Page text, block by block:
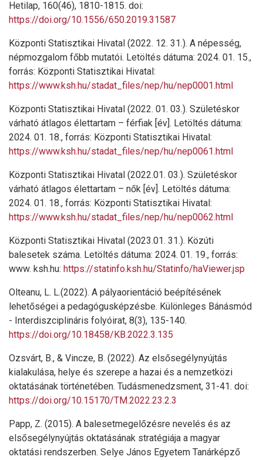
Hetilap, 160(46), 1810-1815. doi:
https://doi.org/10.1556/650.2019.31587
Központi Statisztikai Hivatal (2022. 12. 31.). A népesség,
népmozgalom főbb mutatói. Letöltés dátuma: 2024. 01. 15.,
forrás: Központi Statisztikai Hivatal:
https://www.ksh.hu/stadat_files/nep/hu/nep0001.html
Központi Statisztikai Hivatal (2022. 01. 03.). Születéskor
várható átlagos élettartam – férfiak [év]. Letöltés dátuma:
2024. 01. 18., forrás: Központi Statisztikai Hivatal:
https://www.ksh.hu/stadat_files/nep/hu/nep0061.html
Központi Statisztikai Hivatal (2022.01. 03.). Születéskor
várható átlagos élettartam – nők [év]. Letöltés dátuma:
2024. 01. 18., forrás: Központi Statisztikai Hivatal:
https://www.ksh.hu/stadat_files/nep/hu/nep0062.html
Központi Statisztikai Hivatal (2023.01. 31.). Közúti
balesetek száma. Letöltés dátuma: 2024. 01. 19., forrás:
www. ksh.hu: https://statinfo.ksh.hu/Statinfo/haViewer.jsp
Olteanu, L. L.(2022). A pályaorientáció beépítésének
lehetőségei a pedagógusképzésbe. Különleges Bánásmód
- Interdiszciplináris folyóirat, 8(3), 135-140.
https://doi.org/10.18458/KB.2022.3.135
Ozsvárt, B., & Vincze, B. (2022). Az elsősegélynyújtás
kialakulása, helye és szerepe a hazai és a nemzetközi
oktatásának történetében. Tudásmenedzsment, 31-41. doi:
https://doi.org/10.15170/TM.2022.23.2.3
Papp, Z. (2015). A balesetmegelőzésre nevelés és az
elsősegélynyújtás oktatásának stratégiája a magyar
oktatási rendszerben. Selye János Egyetem Tanárképző